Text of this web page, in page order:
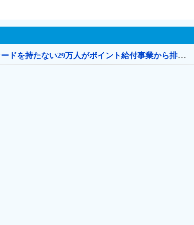
共産党「これは酷い…京都市でマイナンバーカードを持たない29万人がポイント給付事業から排除された」